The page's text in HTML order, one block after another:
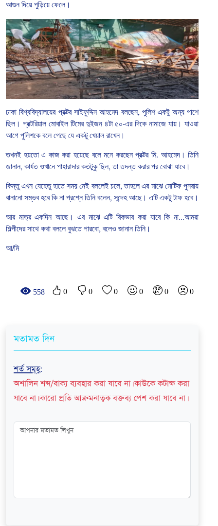
আগুন দিয়ে পুড়িয়ে ফেলে।
ঢাকা বিশ্ববিদ্যালয়ের প্রক্টর সাইফুদ্দিন আহমেদ বলছেন,পুলিশ একটু অন্য পাশে
ছিল। প্রক্টরিয়াল মোবাইল টিমের দুইজন ৪টা ৫০-এর দিকে নামাজে যায়। যাওয়া
আগে পুলিশকে বলে গেছে যে একটু খেয়াল রাখেন।
তখনই হয়তো এ কাজ করা হয়েছে বলে মনে করছেন প্রক্টর মি. আহমেদ। তিনি
জানান, কার্যত ওখানে পাহারাদার কতটুকু ছিল,তা তদন্ত করার পর বোঝা যাবে।
কিন্তু এখন যেহেতু হাতে সময় নেই বললেই চলে,তাহলে এর মাঝে মোটিফ পুনরায়
বানানো সম্ভব হবে কি না প্রশ্নে তিনি বলেন, সন্দেহ আছে। এটি একটু টাফ হবে।
আর মাত্র একদিন আছে। এর মাঝে এটি রিকভার করা যাবে কি না...আমরা
শিল্পীদের সাথে কথা বললে বুঝতে পারবো, বলেও জানান তিনি।
আ/মি
558 0 0 0 0 0 0
মতামত দিন
শর্ত সমূহ:
অশালিন শব্দ/বাক্য ব্যবহার করা যাবে না। কাউকে কটাক্ষ করা
যাবে না। কারো প্রতি আক্রমনাত্বক বক্তব্য পেশ করা যাবে না।